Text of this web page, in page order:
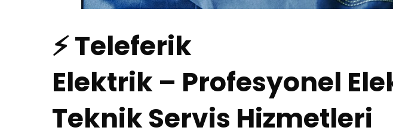
⚡ Teleferik
Elektrik – Profesyonel
Teknik Servis Hizmetleri